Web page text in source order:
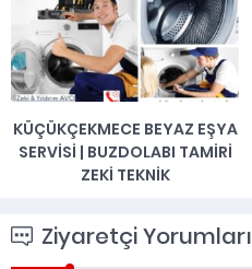
KÜÇÜKÇEKMECE BEYAZ EŞYA
SERVISI | BUZDOLABI TAMIRI
ZEKI TEKNIK
Ziyaretçi Yorumları